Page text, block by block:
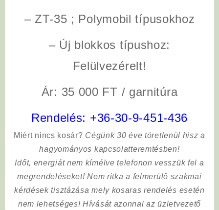
– ZT-35 ; Polymobil típusokhoz
– Új blokkos típushoz:
Felülvezérelt!
Ár: 35 000 FT / garnitúra
Rendelés: +36-30-9-451-436
Miért nincs kosár? Cégünk 30 éve töretlenül hisz a
hagyományos kapcsolatteremtésben!
Időt, energiát nem kímélvetelefonon vesszük fel a
megrendeléseket! Nem ritka a felmerülő szakmai
kérdések tisztázása mely kosaras rendelés esetén
nem lehetséges! Hívását azonnal az üzletvezető